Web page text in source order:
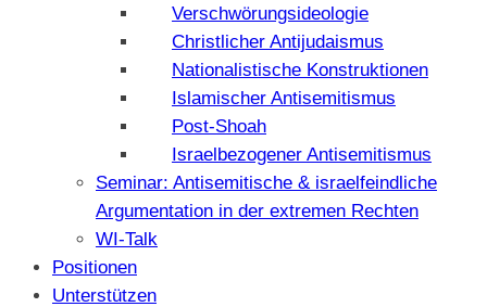
Verschwörungsideologie
Christlicher Antijudaismus
Nationalistische Konstruktionen
Islamischer Antisemitismus
Post-Shoah
Israelbezogener Antisemitismus
Seminar: Antisemitische & israelfeindliche
Argumentation in der extremen Rechten
WI-Talk
Positionen
Unterstützen